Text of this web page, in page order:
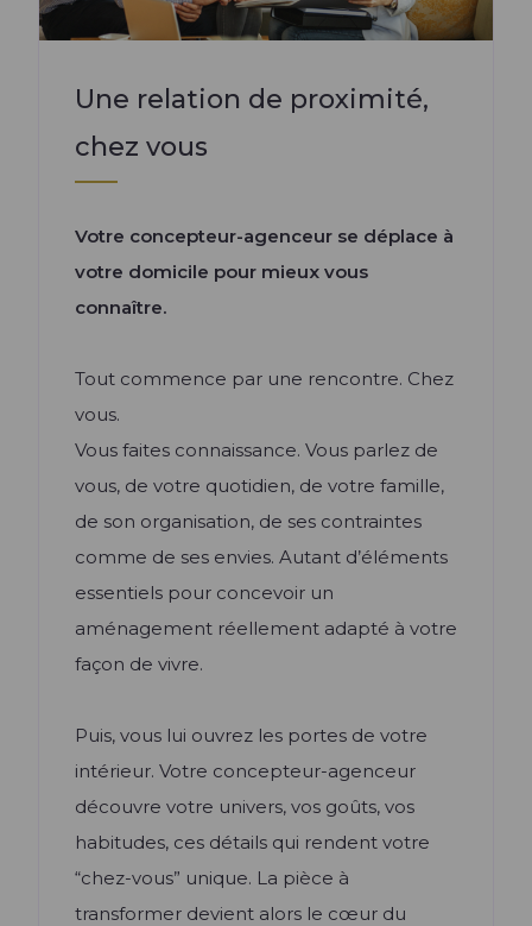
Lire l'article +
Une relation de proximité,
chez vous
Votre concepteur-agenceur se déplace à
votre domicile pour mieux vous
connaître.
Tout commence par une rencontre. Chez
vous.
Vous faites connaissance. Vous parlez de
vous, de votre quotidien, de votre famille,
de son organisation, de ses contraintes
comme de ses envies. Autant d’éléments
essentiels pour concevoir un
aménagement réellement adapté à votre
façon de vivre.
Puis, vous lui ouvrez les portes de votre
intérieur. Votre concepteur-agenceur
découvre votre univers, vos goûts, vos
habitudes, ces détails qui rendent votre
“chez-vous” unique. La pièce à
transformer devient alors le cœur du